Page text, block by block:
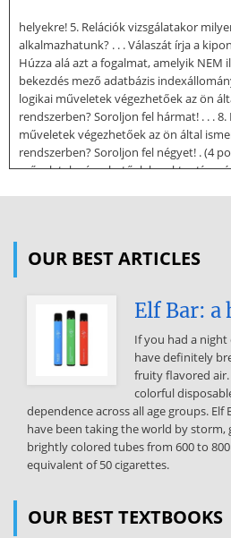
helyekre! 5. Relációk vizsgálatakor
alkalmazhatunk? . . . Válaszát írja a
Húzza alá azt a fogalmat, amelyik NEM
bekezdés mező adatbázis
logikai műveletek végezhetőek az ön
rendszerben? Soroljon fel hármat! . . .
műveletek végezhetőek az ön által
rendszerben? Soroljon fel négyet! . (4
műveletek végezhetőek karakter
adatbázisok alábbi fogalmainak: A.
Válasszon a felsoroltak közül! A
megfelelője 2. File 3. Rekord 4. Kulcs 5.
a relációs adatmodell, relációs
meg a legpontosabb megfogalmazást
(egyedek) közti kapcsolatokat
típusú adatbáziskezelő készítője
táblák matematikai értelemben
közül, melyek megoldásában
programok? A. Levelek írása B.
D. Telefonkönyv készítés E. Regényírás
ismer? Soroljon fel hármat! . . . (3 pont)
adatbázis öt legfontosabb jellemzőjét!
OUR BEST ARTICLES
Elf Bar:
If you had a
have definitely
fruity flavored air.
colorful
dependence across all age groups. Elf
have been taking the world by storm,
brightly colored tubes from 600 to
equivalent of 50 cigarettes.
OUR BEST TEXTBOOKS